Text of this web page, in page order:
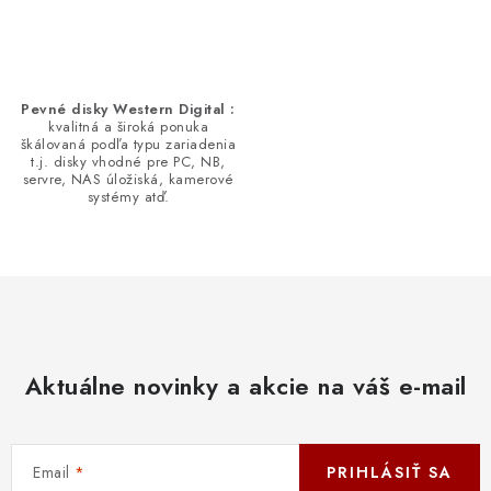
Pevné disky Western Digital :
kvalitná a široká ponuka
škálovaná podľa typu zariadenia
t.j. disky vhodné pre PC, NB,
servre, NAS úložiská, kamerové
systémy atď.
Aktuálne novinky a akcie na váš e-mail
Email PRIHLÁSIŤ SA